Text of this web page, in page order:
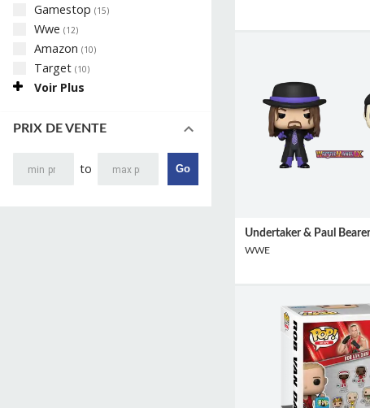
Gamestop (15)
Wwe (12)
Amazon (10)
Target (10)
Voir Plus
PRIX DE VENTE
to Go
Undertaker & Paul
WWE